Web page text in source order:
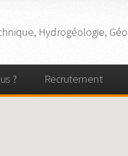
Hydrogéologie,
? Recrutement